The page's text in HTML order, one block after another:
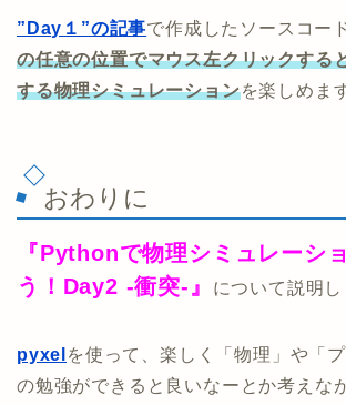
”Day１”の記事で作成したソースコー
の任意の位置でマウス左クリックする
する物理シミュレーションを楽しめま
おわりに
『Pythonで物理シミュレーシ
う！Day2 -衝突-』
について説明し
pyxel を使って、楽しく「物理」や「
の勉強ができると良いなーとか考えな